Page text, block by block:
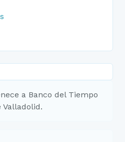
a Banco del Tiempo